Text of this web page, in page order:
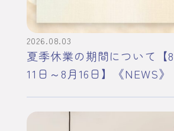
2026.08.03
夏季休業の期間について【
11日～8月16日】《NEWS》